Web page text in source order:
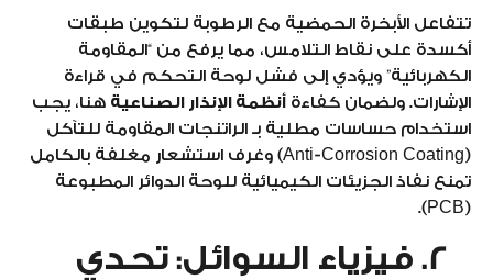
تتفاعل الأبخرة الحمضية مع الرطوبة لتكوين طبقات
أكسدة على نقاط التلامس، مما يرفع من “المقاومة
الكهربائية” ويؤدي إلى فشل لوحة التحكم في قراءة
الإشارات. ولضمان كفاءة أنظمة الإنذار الصناعية هنا، يجب
استخدام حساسات مطلية بـ الراتنجات المقاومة للتآكل
(Anti-Corrosion Coating) وغرف استشعار مغلفة بالكامل
تمنع نفاذ الجزيئات الكيميائية للوحة الدوائر المطبوعة
(PCB).
2. فيزياء السوائل: تحدي